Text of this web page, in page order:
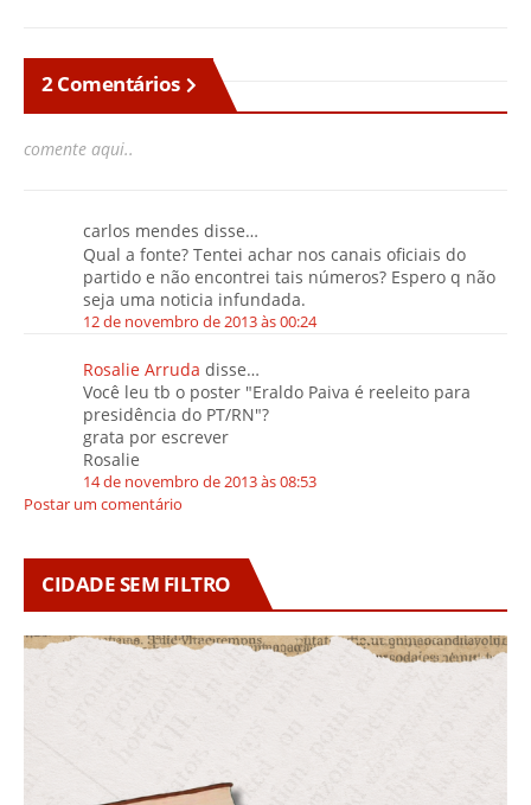
2 Comentários
comente aqui..
carlos mendes disse…
Qual a fonte? Tentei achar nos canais oficiais do
partido e não encontrei tais números? Espero q não
seja uma noticia infundada.
12 de novembro de 2013 às 00:24
Rosalie Arruda disse…
Você leu tb o poster "Eraldo Paiva é reeleito para
presidência do PT/RN"?
grata por escrever
Rosalie
14 de novembro de 2013 às 08:53
Postar um comentário
CIDADE SEM FILTRO